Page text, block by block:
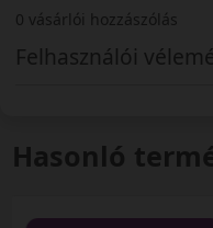
0 vásárlói hozzászólás
Felhasználói
Hasonló